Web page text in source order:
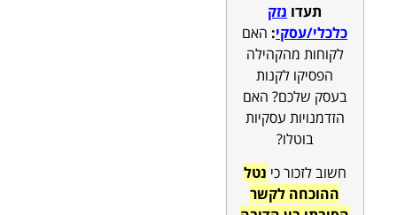
תעדו נזק
כלכלי/עסקי: האם
לקוחות מהקהילה
הפסיקו לקנות
בעסק שלכם? האם
הזדמנויות עסקיות
בוטלו?
חשוב לזכור כי נטל
ההוכחה לקשר